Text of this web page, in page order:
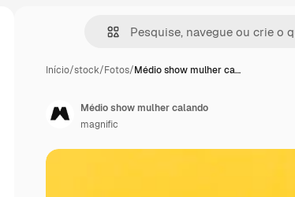
Início/stock/Fotos/Médio show mulher ca…
Médio show mulher calando
magnific